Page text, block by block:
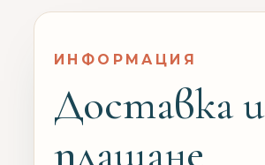
ИНФОРМАЦИЯ
Доставка и
плащане
Вашето име
Вашият имейл
Започни разговор